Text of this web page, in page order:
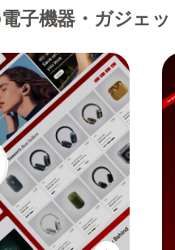
子機器・ガジェ